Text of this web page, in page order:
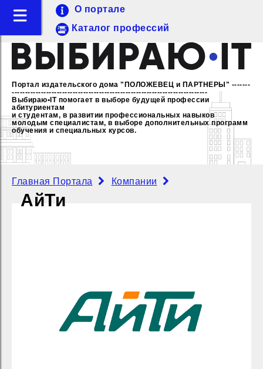
Портал издательского дома "ПОЛОЖЕВЕЦ и ПАРТНЕРЫ" -------
--------------------------------------------------------------------------
Выбираю•IT помогает в выборе будущей профессии
абитуриентам
и студентам, в развитии профессиональных навыков
молодым специалистам, в выборе дополнительных программ
обучения и специальных курсов.
О портале
Каталог профессий
Главная Портала Компании
АйТи